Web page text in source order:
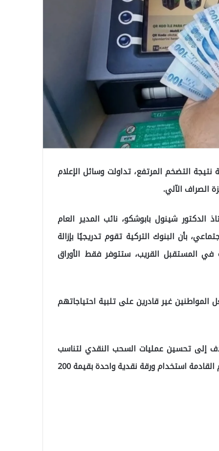
التضخم المرتفع، تداولت وسائل الإعلام
الصراف الآلي.
شينول بابوشكو، نائب المدير العام
بأن البنوك التركية تقوم تدريجيًا بإزالة
في المستقبل القريب، ستتوفر فقط الأوراق
غير قادرين على تلبية احتياجاتهم
إلى تحسين عمليات السحب النقدي لتناسب
الظروف الاقتصادية الراهنة. ومن المتوقع أن تشهد الأيام القادمة استخدام ورقة نقدية واحدة بقيمة 200